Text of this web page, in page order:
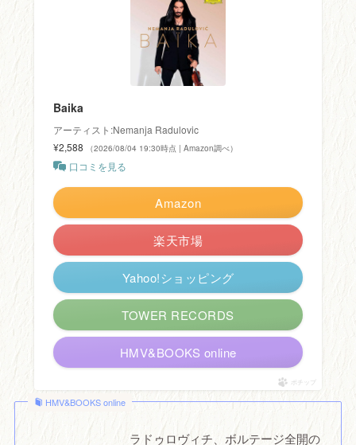
Baika
アーティスト:Nemanja Radulovic
¥2,588
（2026/08/04 19:30時点 | Amazon調べ）
口コミを見る
Amazon
楽天市場
Yahoo!ショッピング
TOWER RECORDS
HMV&BOOKS online
ポチップ
HMV&BOOKS online
ラドゥロヴィチ、ボルテージ全開の